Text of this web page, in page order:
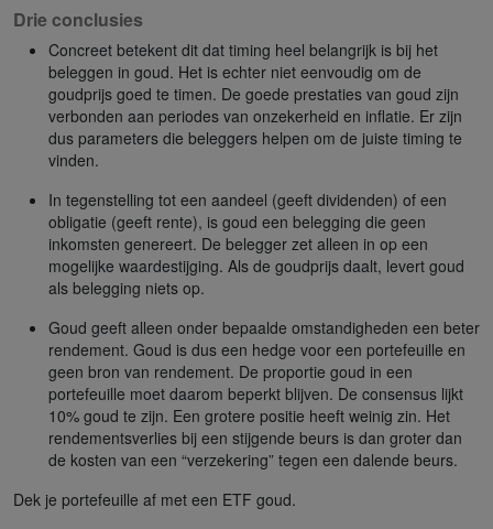
Drie conclusies
Concreet betekent dit dat timing heel belangrijk is bij het
beleggen in goud. Het is echter niet eenvoudig om de
goudprijs goed te timen. De goede prestaties van goud zijn
verbonden aan periodes van onzekerheid en inflatie. Er zijn
dus parameters die beleggers helpen om de juiste timing te
vinden.
In tegenstelling tot een aandeel (geeft dividenden) of een
obligatie (geeft rente), is goud een belegging die geen
inkomsten genereert. De belegger zet alleen in op een
mogelijke waardestijging. Als de goudprijs daalt, levert goud
als belegging niets op.
Goud geeft alleen onder bepaalde omstandigheden een beter
rendement. Goud is dus een hedge voor een portefeuille en
geen bron van rendement. De proportie goud in een
portefeuille moet daarom beperkt blijven. De consensus lijkt
10% goud te zijn. Een grotere positie heeft weinig zin. Het
rendementsverlies bij een stijgende beurs is dan groter dan
de kosten van een “verzekering” tegen een dalende beurs.
Dek je portefeuille af met een ETF goud.